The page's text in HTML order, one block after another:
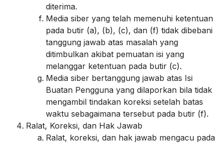
diterima.
Media siber yang telah memenuhi ketentuan
pada butir (a), (b), (c), dan (f) tidak dibebani
tanggung jawab atas masalah yang
ditimbulkan akibat pemuatan isi yang
melanggar ketentuan pada butir (c).
Media siber bertanggung jawab atas Isi
Buatan Pengguna yang dilaporkan bila tidak
mengambil tindakan koreksi setelah batas
waktu sebagaimana tersebut pada butir (f).
Ralat, Koreksi, dan Hak Jawab
Ralat, koreksi, dan hak jawab mengacu pada